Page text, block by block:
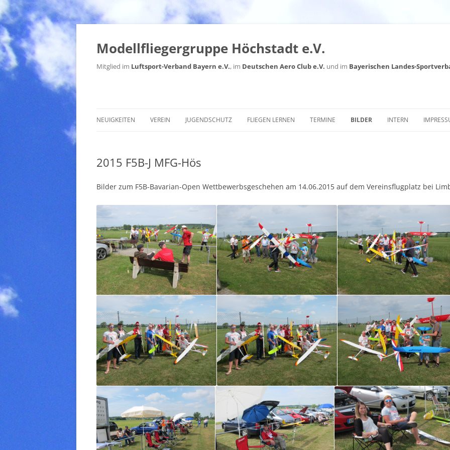
Modellfliegergruppe Höchstadt e.V.
Mitglied im Luftsport-Verband Bayern e.V., im Deutschen Aero Club e.V. und im Bayerischen Landes-
Inhalt
NEUIGKEITEN VEREIN
FLUGGELÄNDE
FLUGORDNUNG
GEBÜHRENORDNUNG
AUFNAHMEANTRAG
SPONSOREN
KONTAKT
JUGENDSCHUTZ FLIEGEN LERNEN TERMINE
(STAND 16.12.2025)
LVB VERANSTALTUNGEN
WWW.LVBAYERN.DE)
BILDER
2020
2019
2018
2017
2015
2014
2013
2012
2011
2010
INTERN
2015 F5B-J MFG-Hös
Bilder zum F5B-Bavarian-Open Wettbewerbsgeschehen am 14.06.2015 auf dem Vereinsflugplatz bei